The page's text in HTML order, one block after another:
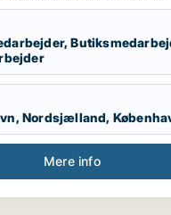
sidst har jeg været
på en sushi
Nordsjælland,
Mere info